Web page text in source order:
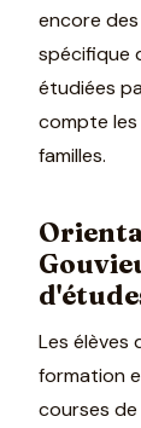
encore
spécifique
étudiées
compte
familles.
Les élèves
formation
courses